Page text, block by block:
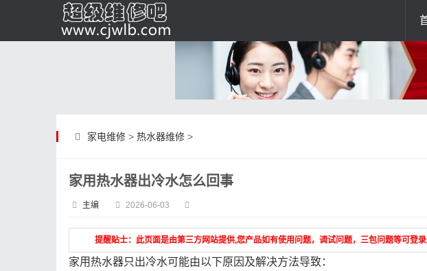
家电维修> 热水器维修>
家用热水器出冷水怎么回事
主编 2026-06-03
提醒贴士：此页面是由第三方网站提供,您产品如有使用问题，调试问题，三包问题等可登录
家用热水器只出冷水可能由以下原因及解决方法导致：